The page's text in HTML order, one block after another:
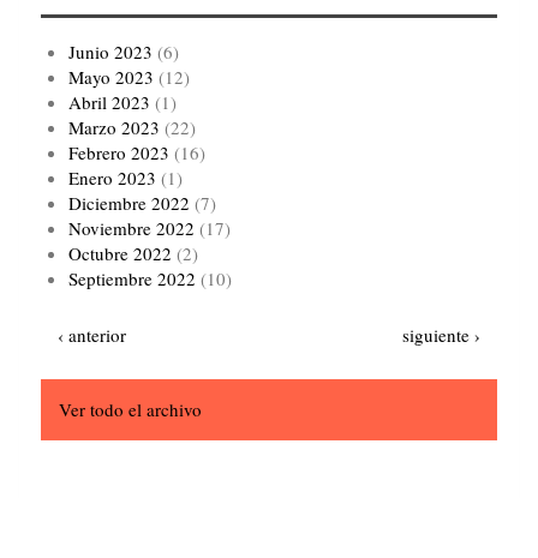
Junio 2023 (6)
Mayo 2023 (12)
Abril 2023 (1)
Marzo 2023 (22)
Febrero 2023 (16)
Enero 2023 (1)
Diciembre 2022 (7)
Noviembre 2022 (17)
Octubre 2022 (2)
Septiembre 2022 (10)
Paginación
Página
‹ anterior
Siguiente
siguiente ›
Ver todo el archivo